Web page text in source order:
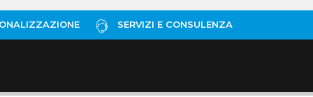
SERVIZI E CONSULENZA